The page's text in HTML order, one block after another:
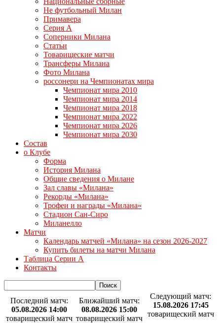
Не футбольный Милан
Примавера
Серия А
Соперники Милана
Статьи
Товарищеские матчи
Трансферы Милана
Фото Милана
россонери на Чемпионатах мира
Чемпионат мира 2010
Чемпионат мира 2014
Чемпионат мира 2018
Чемпионат мира 2022
Чемпионат мира 2026
Чемпионат мира 2030
Состав
о Клубе
Форма
История Милана
Общие сведения о Милане
Зал славы «Милана»
Рекорды «Милана»
Трофеи и награды «Милана»
Стадион Сан-Сиро
Миланелло
Матчи
Календарь матчей «Милана» на сезон 2026-2027
Купить билеты на матчи Милана
Таблица Серии А
Контакты
Последний матч:
05.08.2026 14:00
товарищеский матч
Ближайший матч:
08.08.2026 15:00
товарищеский матч
Следующий матч:
15.08.2026 17:45
товарищеский матч